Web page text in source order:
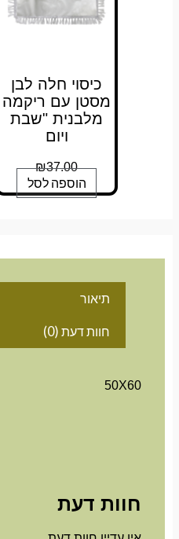
כיסוי חלה לבן
מסטן עם ריקמה
מלבנית "שבת
ויום
₪37.00
הוספה לסל
תיאור
חוות דעת (0)
50X60
חוות דעת